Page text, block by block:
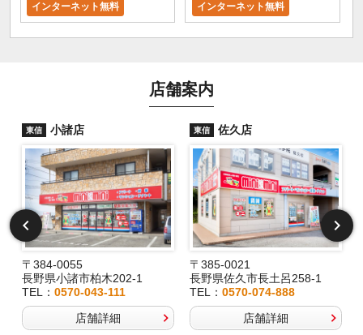
インターネット無料
インターネット無料
店舗案内
東信 小諸店
〒384-0055
長野県小諸市柏木202-1
TEL： 0570-043-111
店舗詳細
東信 佐久店
〒385-0021
長野県佐久市長土呂258-1
TEL： 0570-074-888
店舗詳細